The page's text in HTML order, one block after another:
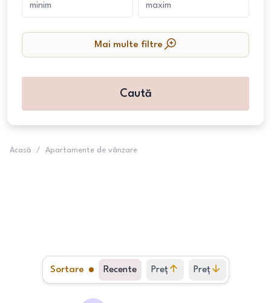
Mai multe filtre
Caută
Acasă / Apartamente de vânzare
Sortare Recente Preț
crescător
Preț
descrescător